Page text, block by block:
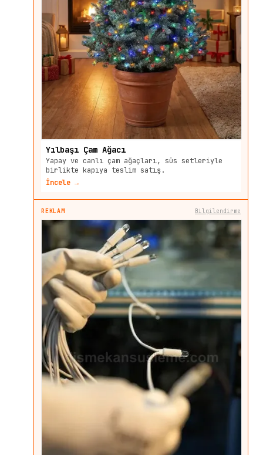
Yılbaşı Çam Ağacı
Yapay ve canlı çam ağaçları, süs setleriyle
birlikte kapıya teslim satış.
İncele →
REKLAM Bilgilendirme